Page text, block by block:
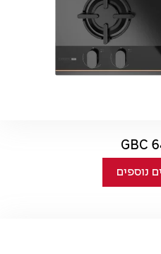
GBC
נוספים